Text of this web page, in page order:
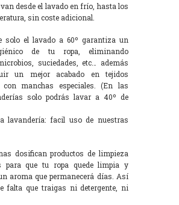
desde el lavado en frío, hasta los
sin coste adicional.
solo el lavado a 60º garantiza un
de tu ropa, eliminando
suciedades, etc… además
un mejor acabado en tejidos
con manchas especiales. (En las
solo podrás lavar a 40º de
lavandería: facil uso de nuestras
dosifican productos de limpieza
para que tu ropa quede limpia y
aroma que permanecerá días. Así
falta que traigas ni detergente, ni